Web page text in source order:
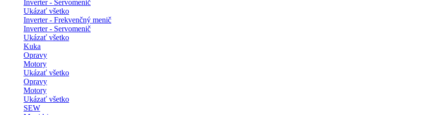
Inverter - Servomenič
Ukázať všetko
Inverter - Frekvenčný menič
Inverter - Servomenič
Ukázať všetko
Kuka
Opravy
Motory
Ukázať všetko
Opravy
Motory
Ukázať všetko
SEW